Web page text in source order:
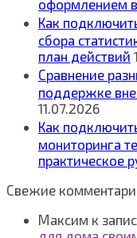
оформлением
Как
сбора
план действий
Сравнение
поддержке
11.07.2026
Как
мониторинга
практическое
Свежие
Максим к